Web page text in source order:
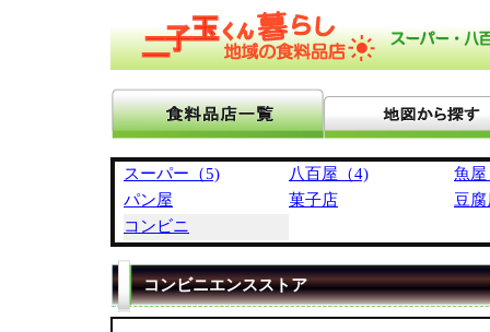
スーパー（5) 八百屋（4)
魚屋
パン屋
菓子店
豆腐
コンビニ
コンビニエンスストア